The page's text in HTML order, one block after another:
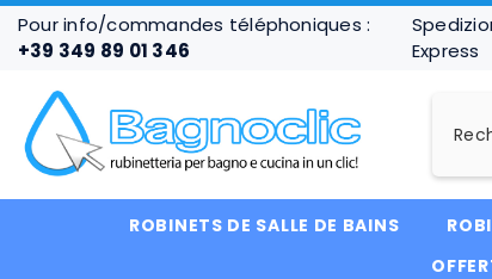
Pour info/commandes téléphoniques :
+39 349 89 01 346
Express
ROBINETS DE SALLE DE BAINS